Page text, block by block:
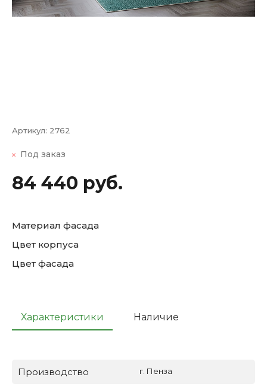
Артикул: 2762
Под заказ
84 440 руб.
Материал фасада
Цвет корпуса
Цвет фасада
Характеристики Наличие
Производство г. Пенза